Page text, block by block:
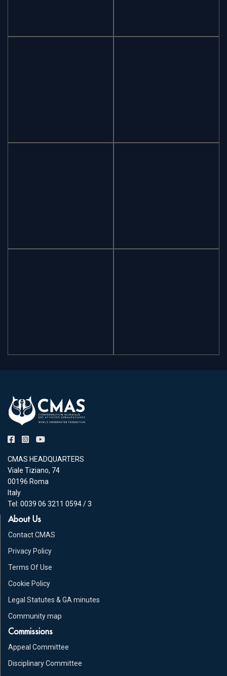
CMAS HEADQUARTERS
Viale Tiziano, 74
00196 Roma
Italy
Tel: 0039 06 3211 0594 / 3
About Us
Contact CMAS
Privacy Policy
Terms Of Use
Cookie Policy
Legal Statutes & GA minutes
Community map
Commissions
Appeal Committee
Disciplinary Committee